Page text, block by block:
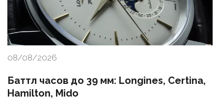
08/08/2026
Баттл часов до 39 мм: Longines, Certina,
Hamilton, Mido